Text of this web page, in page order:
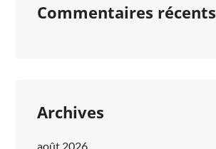
Commentaires récents
Archives
août 2026